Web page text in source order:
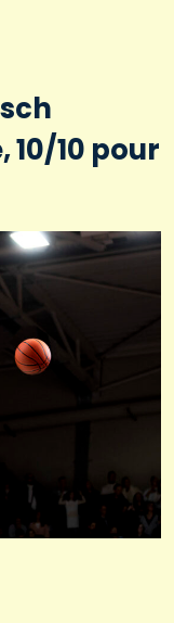
10 pour